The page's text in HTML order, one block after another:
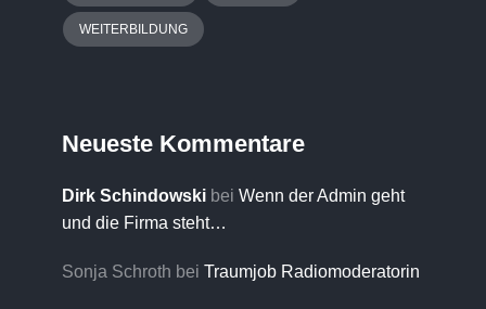
WEITERBILDUNG
Neueste Kommentare
Dirk Schindowski bei Wenn der Admin geht
und die Firma steht…
Sonja Schroth bei Traumjob Radiomoderatorin